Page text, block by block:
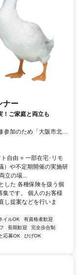
ナー
！ご家庭と両立も
加のため「大阪市北
自由 ⭐ 一部在宅･リモ
）や不定期開催の実施研
立の場...
した 各種保険を扱う個
集です。 個人のお客様
し提案などを行いま
イルOK
有資格者歓迎
長期歓迎
完全歩合制
応募OK
ひげOK